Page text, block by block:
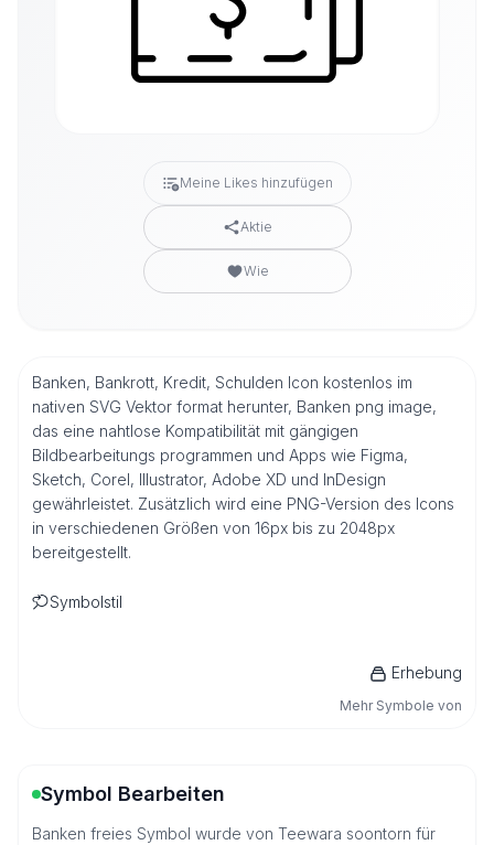
Meine Likes hinzufügen
Aktie
Wie
Banken, Bankrott, Kredit, Schulden Icon kostenlos im
nativen SVG Vektor format herunter, Banken png image,
das eine nahtlose Kompatibilität mit gängigen
Bildbearbeitungs programmen und Apps wie Figma,
Sketch, Corel, Illustrator, Adobe XD und InDesign
gewährleistet. Zusätzlich wird eine PNG-Version des Icons
in verschiedenen Größen von 16px bis zu 2048px
bereitgestellt.
Symbolstil
Erhebung
Mehr Symbole von
Symbol Bearbeiten
Banken freies Symbol wurde von Teewara soontorn für